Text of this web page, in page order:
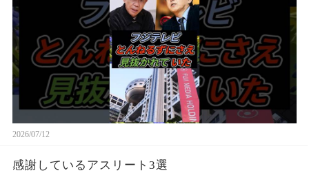
2026/07/12
感謝しているアスリート3選